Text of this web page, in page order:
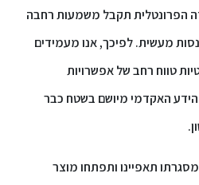
הפרונטלית תקבל משמעות רחבה
מעשית. לפיכך, אנו מעמידים
טווח רחב של אפשרויות
האקדמי מיושם בשטח כבר
תאפיינו ותפתחו מוצר